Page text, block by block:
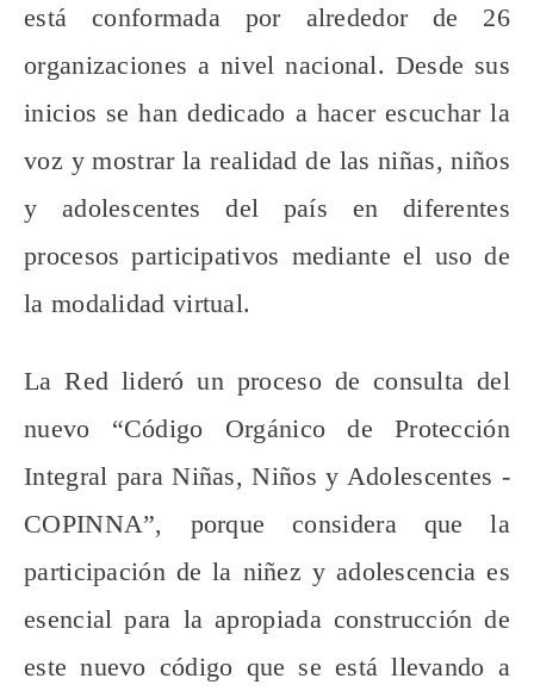
está conformada por alrededor de 26
organizaciones a nivel nacional. Desde sus
inicios se han dedicado a hacer escuchar la
voz y mostrar la realidad de las niñas, niños
y adolescentes del país en diferentes
procesos participativos mediante el uso de
la modalidad virtual.
La Red lideró un proceso de consulta del
nuevo “Código Orgánico de Protección
Integral para Niñas, Niños y Adolescentes -
COPINNA”, porque considera que la
participación de la niñez y adolescencia es
esencial para la apropiada construcción de
este nuevo código que se está llevando a